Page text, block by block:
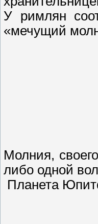
У римлян
«мечущий
Молния,
либо одной
Планета